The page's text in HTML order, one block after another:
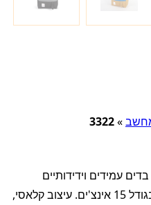
»
3322
עמידים וידידותיים
לסביבה, עם שרוול למחשב נייד בגודל 15 אינצ'ים. עיצוב קלאסי,